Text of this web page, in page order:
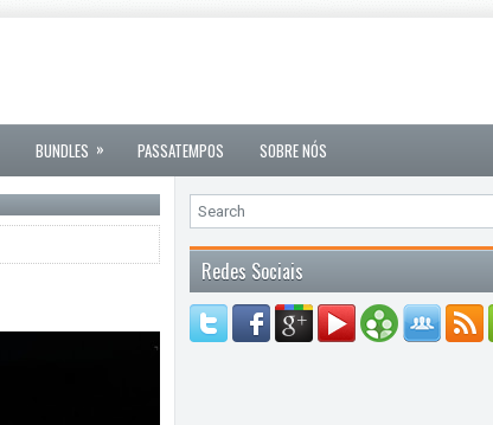
BUNDLES » PASSATEMPOS SOBRE NÓS
Redes Sociais